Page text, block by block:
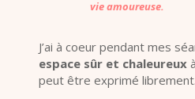
vie amoureuse.
J’ai à coeur pendant mes
espace sûr et chaleureux
peut être exprimé librement.